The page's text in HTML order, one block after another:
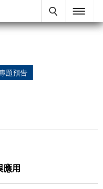
題預告
應用